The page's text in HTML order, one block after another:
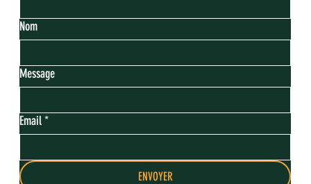
Nom
Message
Email*
ENVOYER